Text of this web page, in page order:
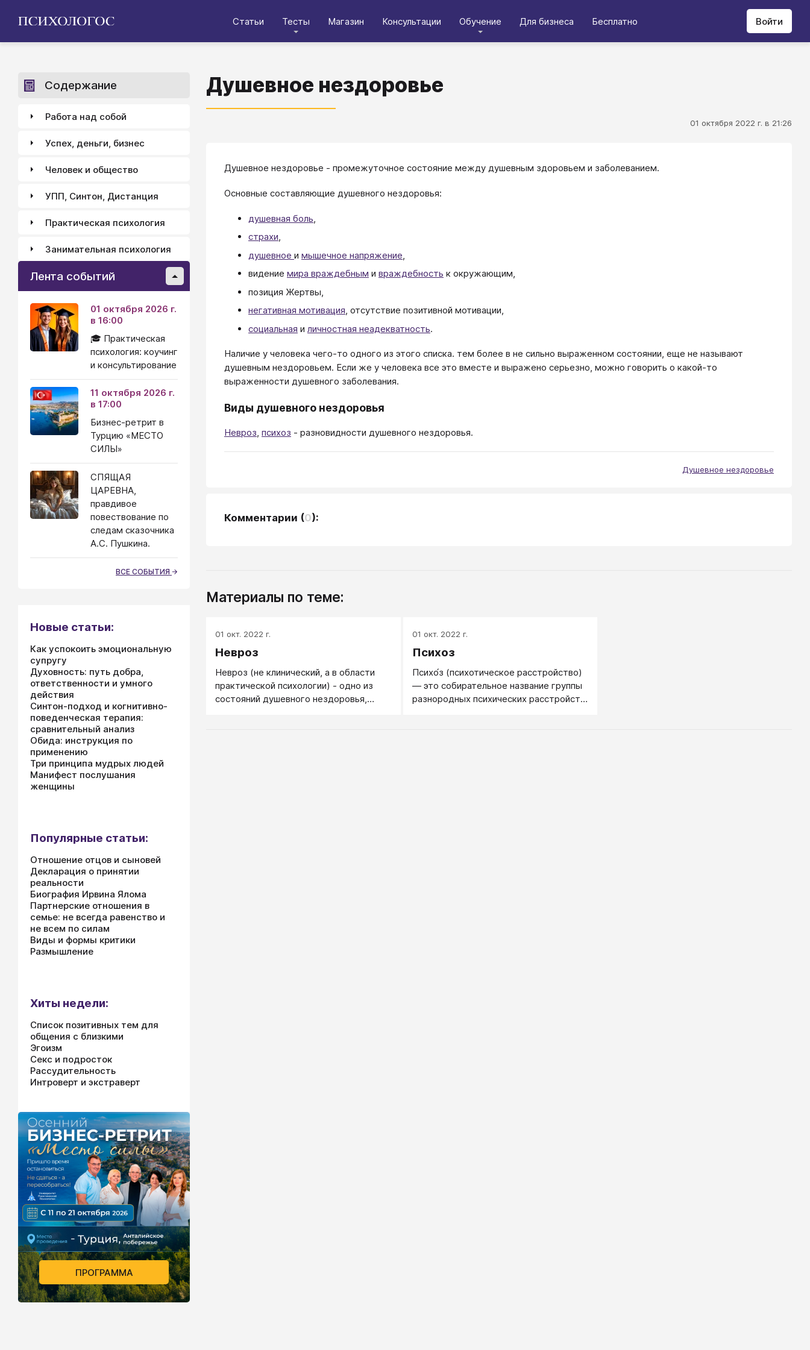
Статьи Тесты Магазин Консультации Обучение Для бизнеса Бесплатно Войти
Душевное нездоровье
01 октября 2022 г. в 21:26
Душевное нездоровье - промежуточное состояние между душевным здоровьем и заболеванием.
Основные составляющие душевного нездоровья:
душевная боль
страхи,
душевное и мышечное напряжение
видение мира враждебным и враждебность к окружающим,
позиция Жертвы,
негативная мотивация, отсутствие позитивной мотивации,
социальная и личностная неадекватность.
Наличие у человека чего-то одного из этого списка. тем более в не сильно выраженном состоянии, еще не называют
душевным нездоровьем. Если же у человека все это вместе и выражено серьезно, можно говорить о какой-то
выраженности душевного заболевания.
Виды душевного нездоровья
Невроз, психоз - разновидности душевного нездоровья.
Душевное нездоровье
Комментарии (0):
Материалы по теме:
01 окт. 2022 г.
Невроз
Невроз (не клинический, а в области
практической психологии) - одно из
состояний душевного нездоровья,
01 окт. 2022 г.
Психоз
Психо́з (психотическое расстройство)
— это собирательное название группы
разнородных психических расстройств,
Содержание
Работа над собой
Успех, деньги, бизнес
Человек и общество
УПП, Синтон, Дистанция
Практическая психология
Занимательная психология
Лента событий
01 октября 2026 г.
в 16:00
🎓 Практическая
психология: коучинг
и консультирование
11 октября 2026 г.
в 17:00
Бизнес-ретрит в
Турцию «МЕСТО
СИЛЫ»
СПЯЩАЯ
ЦАРЕВНА,
правдивое
повествование по
следам сказочника
А.С. Пушкина.
ВСЕ СОБЫТИЯ
Новые статьи:
Как успокоить эмоциональную
супругу
Духовность: путь добра,
ответственности и умного
действия
Синтон-подход и когнитивно-
поведенческая терапия:
сравнительный анализ
Обида: инструкция по
применению
Три принципа мудрых людей
Манифест послушания
женщины
Популярные статьи:
Отношение отцов и сыновей
Декларация о принятии
реальности
Биография Ирвина Ялома
Партнерские отношения в
семье: не всегда равенство и
не всем по силам
Виды и формы критики
Размышление
Хиты недели:
Список позитивных тем для
общения с близкими
Эгоизм
Секс и подросток
Рассудительность
Интроверт и экстраверт
ПРОГРАММА